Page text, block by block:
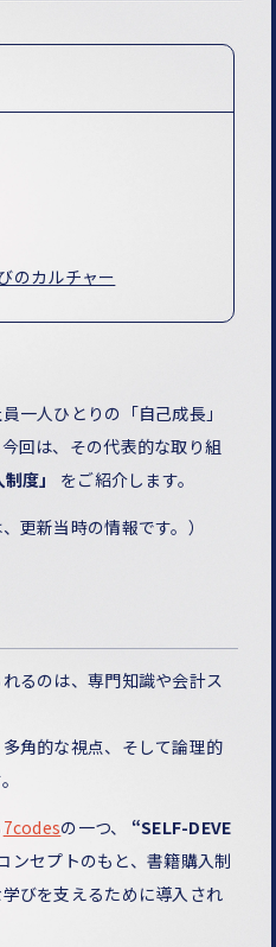
のカルチャー
一人ひとりの「自己成長」
回は、その代表的な取り組
度」
をご紹介します。
更新当時の情報です。）
るのは、専門知識や会計ス
角的な視点、そして論理的
7codesの一つ、 “SELF-DEVE
ンセプトのもと、書籍購入制
びを支えるために導入され